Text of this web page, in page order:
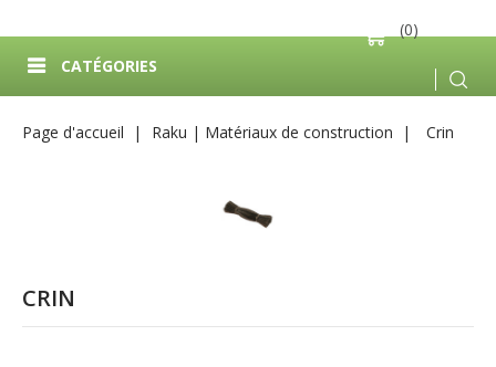
(0)
CATÉGORIES
Page d'accueil Raku | Matériaux de construction Crin
CRIN